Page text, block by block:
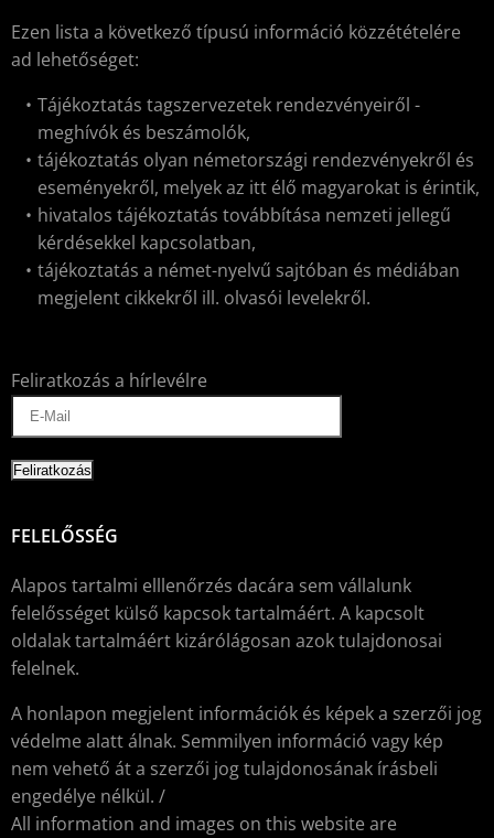
Ezen lista a következő típusú információ közzétételére
ad lehetőséget:
Tájékoztatás tagszervezetek rendezvényeiről -
meghívók és beszámolók,
tájékoztatás olyan németországi rendezvényekről és
eseményekről, melyek az itt élő magyarokat is érintik,
hivatalos tájékoztatás továbbítása nemzeti jellegű
kérdésekkel kapcsolatban,
tájékoztatás a német-nyelvű sajtóban és médiában
megjelent cikkekről ill. olvasói levelekről.
Feliratkozás a hírlevélre
FELELŐSSÉG
Alapos tartalmi elllenőrzés dacára sem vállalunk
felelősséget külső kapcsok tartalmáért. A kapcsolt
oldalak tartalmáért kizárólágosan azok tulajdonosai
felelnek.
A honlapon megjelent információk és képek a szerzői jog
védelme alatt álnak. Semmilyen információ vagy kép
nem vehető át a szerzői jog tulajdonosának írásbeli
engedélye nélkül. /
All information and images on this website are